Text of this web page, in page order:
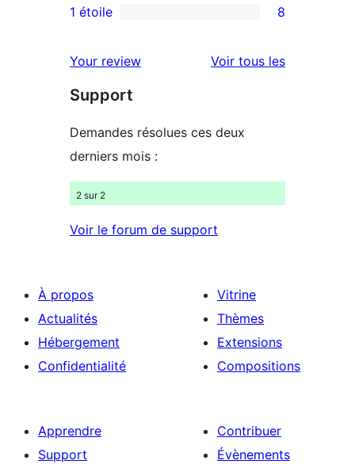
3
avis
2
à
1
1 étoile 8
Your review Voir tous lesavis
Support
Demandes résolues ces deux
derniers mois :
2 sur 2
Voir le forum de support
À propos
Actualités
Hébergement
Confidentialité
Vitrine
Thèmes
Extensions
Compositions
Apprendre
Support
Contribuer
Évènements